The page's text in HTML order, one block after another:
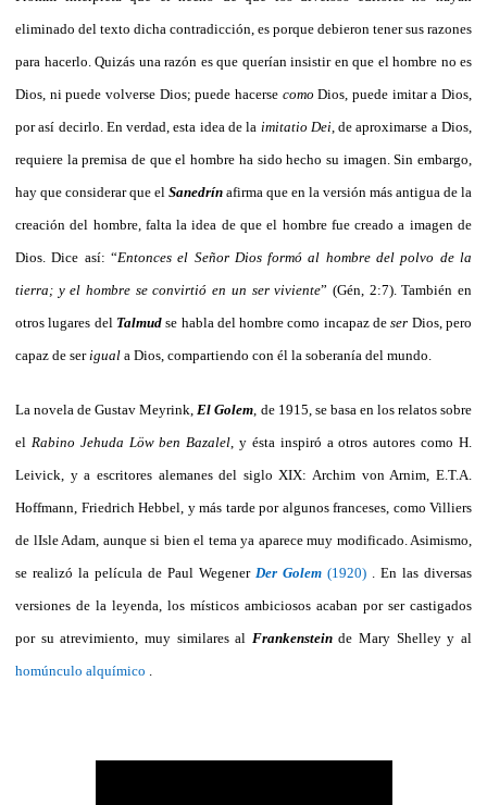
eliminado del texto dicha contradicción, es porque debieron tener sus razones
para hacerlo. Quizás una razón es que querían insistir en que el hombre no es
Dios, ni puede volverse Dios; puede hacerse como Dios, puede imitar a Dios,
por así decirlo. En verdad, esta idea de la imitatio Dei, de aproximarse a Dios,
requiere la premisa de que el hombre ha sido hecho su imagen. Sin embargo,
hay que considerar que el Sanedrín afirma que en la versión más antigua de la
creación del hombre, falta la idea de que el hombre fue creado a imagen de
Dios. Dice así: “Entonces el Señor Dios formó al hombre del polvo de la
tierra; y el hombre se convirtió en un ser viviente” (Gén, 2:7). También en
otros lugares del Talmudse habla del hombre como incapaz deser Dios, pero
capaz de serigual a Dios, compartiendo con él la soberanía del mundo.
La novela de Gustav Meyrink,El Golem, de 1915, se basa en los relatos sobre
el Rabino Jehuda Löw ben Bazalel, y ésta inspiró a otros autores como H.
Leivick, y a escritores alemanes del siglo XIX: Archim von Arnim, E.T.A.
Hoffmann, Friedrich Hebbel, y más tarde por algunos franceses, como Villiers
de lIsle Adam, aunque si bien el tema ya aparece muy modificado. Asimismo,
se realizó la película de Paul Wegener Der Golem (1920) . En las diversas
versiones de la leyenda, los místicos ambiciosos acaban por ser castigados
por su atrevimiento, muy similares al Frankensteinde Mary Shelley y al
homúnculo alquímico .